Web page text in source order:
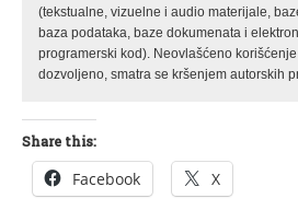
(tekstualne, vizuelne i audio materijale,
baza podataka, baze dokumenata i
programerski kod). Neovlašćeno
dozvoljeno, smatra se kršenjem autorskih
Share this:
Facebook X